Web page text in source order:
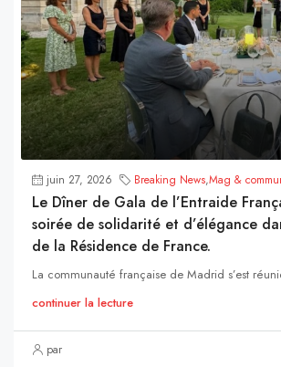
juin 27, 2026 Breaking News,Mag &
Le Dîner de Gala de l’Entraide
soirée de solidarité et d’élégance
de la Résidence de France.
La communauté française de Madrid s’est
continuer la lecture
par